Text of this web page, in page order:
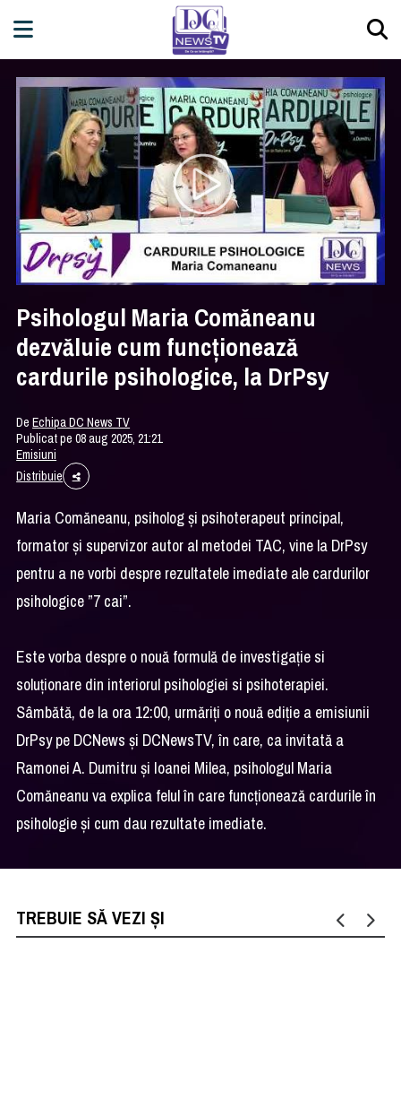
Psihologul Maria Comăneanu
dezvăluie cum funcționează
cardurile psihologice, la DrPsy
DeEchipa DC News TV
Publicat pe 08 aug 2025, 21:21
Emisiuni
Distribuie
Maria Comăneanu, psiholog și psihoterapeut principal,
formator și supervizor autor al metodei TAC, vine la DrPsy
pentru a ne vorbi despre rezultatele imediate ale cardurilor
psihologice ”7 cai”.
Este vorba despre o nouă formulă de investigație si
soluționare din interiorul psihologiei si psihoterapiei.
Sâmbătă, de la ora 12:00, urmăriți o nouă ediție a emisiunii
DrPsy pe DCNews și DCNewsTV, în care, ca invitată a
Ramonei A. Dumitru și Ioanei Milea, psihologul Maria
Comăneanu va explica felul în care funcționează cardurile în
psihologie și cum dau rezultate imediate.
TREBUIE SĂ VEZI ȘI